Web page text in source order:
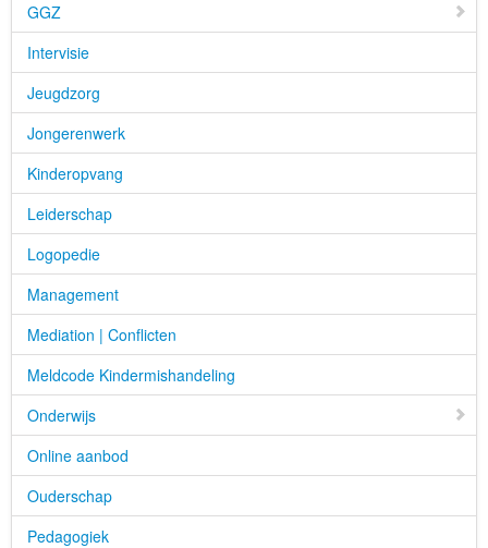
GGZ
Intervisie
Jeugdzorg
Jongerenwerk
Kinderopvang
Leiderschap
Logopedie
Management
Mediation | Conflicten
Meldcode Kindermishandeling
Onderwijs
Online aanbod
Ouderschap
Pedagogiek